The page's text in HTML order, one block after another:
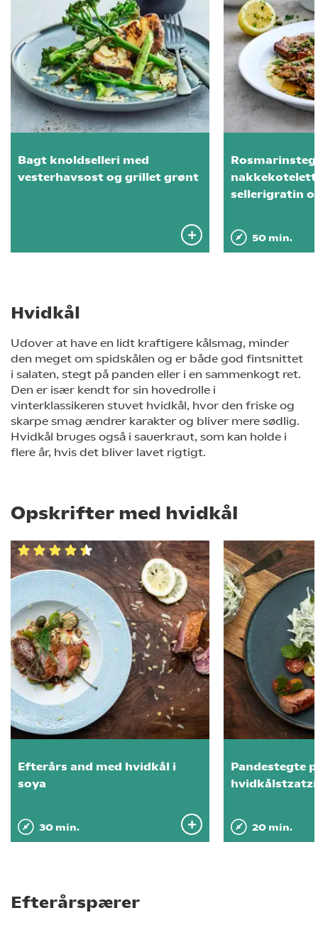
Bagt knoldselleri med
vesterhavsost og grillet grønt
sellerigratin
50 min.
Hvidkål
Udover at have en lidt kraftigere kålsmag, minder
den meget om spidskålen og er både god fintsnittet
i salaten, stegt på panden eller i en sammenkogt ret.
Den er især kendt for sin hovedrolle i
vinterklassikeren stuvet hvidkål, hvor den friske og
skarpe smag ændrer karakter og bliver mere sødlig.
Hvidkål bruges også i sauerkraut, som kan holde i
flere år, hvis det bliver lavet rigtigt.
Opskrifter med hvidkål
Efterårs and med hvidkål i
soya
30 min.
Pandestegte
20 min.
Efterårspærer